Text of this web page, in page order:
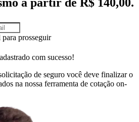
prosseguir
com sucesso!
de seguro você deve finalizar o
na nossa ferramenta de cotação on-